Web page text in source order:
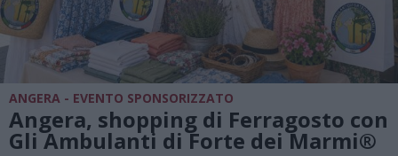
ANGERA - EVENTO SPONSORIZZATO
Angera, shopping di Ferragosto con
Gli Ambulanti di Forte dei Marmi®